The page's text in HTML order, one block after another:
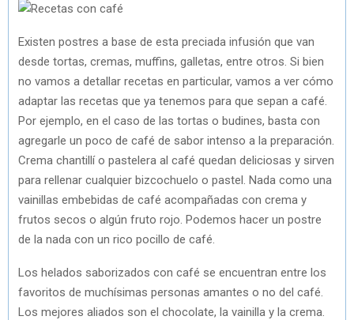
Existen postres a base de esta preciada infusión que van
desde tortas, cremas, muffins, galletas, entre otros. Si bien
no vamos a detallar recetas en particular, vamos a ver cómo
adaptar las recetas que ya tenemos para que sepan a café.
Por ejemplo, en el caso de las tortas o budines, basta con
agregarle un poco de café de sabor intenso a la preparación.
Crema chantillí o pastelera al café quedan deliciosas y sirven
para rellenar cualquier bizcochuelo o pastel. Nada como una
vainillas embebidas de café acompañadas con crema y
frutos secos o algún fruto rojo. Podemos hacer un postre
de la nada con un rico pocillo de café.
Los helados saborizados con café se encuentran entre los
favoritos de muchísimas personas amantes o no del café.
Los mejores aliados son el chocolate, la vainilla y la crema.